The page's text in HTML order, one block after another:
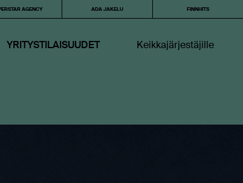
AGENCY ADA JAKELU FINNHITS
YRITYSTILAISUUDET Keikkajärjestäjille